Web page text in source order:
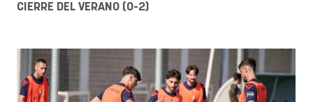
CIERRE DEL VERANO (0-2)